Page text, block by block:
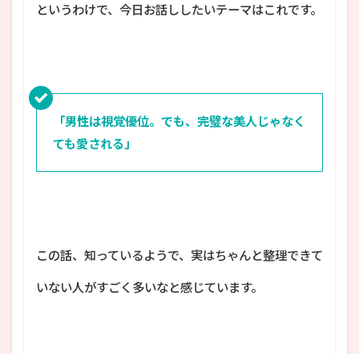
というわけで、今日お話ししたいテーマはこれです。
「男性は視覚優位。でも、完璧な美人じゃなく
ても愛される」
この話、知っているようで、実はちゃんと整理できて
いない人がすごく多いなと感じています。